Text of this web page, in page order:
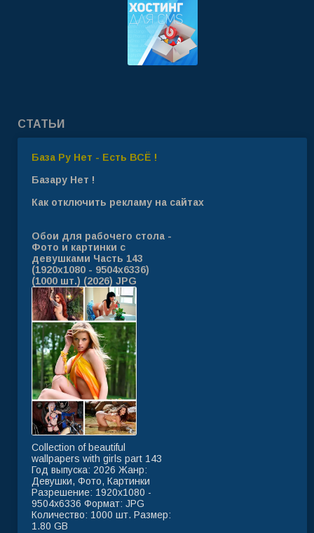
СТАТЬИ
База Ру Нет - Есть ВСЁ !
Базару Нет !
Как отключить рекламу на сайтах
Обои для рабочего стола -
Фото и картинки с
девушками Часть 143
(1920x1080 - 9504x6336)
(1000 шт.) (2026) JPG
Collection of beautiful
wallpapers with girls part 143
Год выпуска: 2026 Жанр:
Девушки, Фото, Картинки
Разрешение: 1920x1080 -
9504x6336 Формат: JPG
Количество: 1000 шт. Размер:
1.80 GB